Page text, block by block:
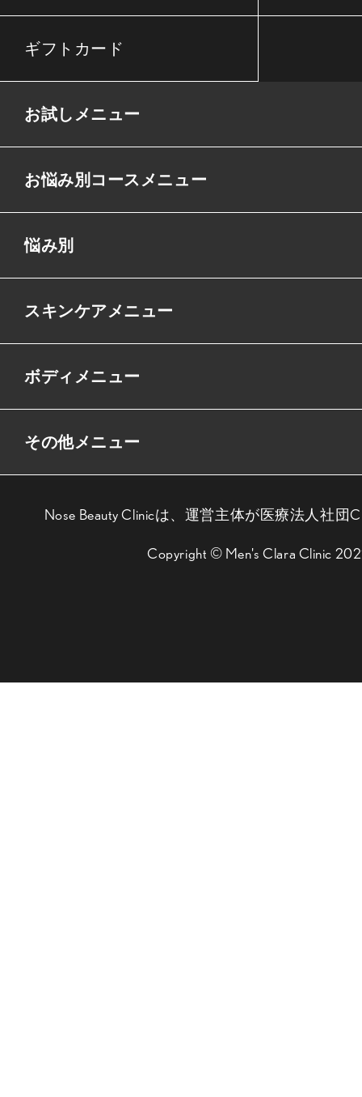
ギフトカード
お試しメニュー
お悩み別コースメニュー
悩み別
スキンケアメニュー
ボディメニュー
その他メニュー
Nose Beauty Clinicは、運営主体が医療法人社団
Copyright © Men's Clara Clinic